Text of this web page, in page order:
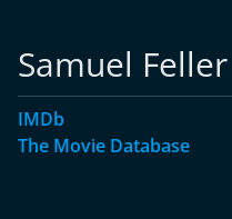
Samuel Feller
IMDb
The Movie Database